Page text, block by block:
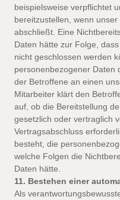
beispielsweise verpflichtet
bereitzustellen, wenn
abschließt. Eine
Daten hätte zur Folge,
nicht geschlossen werden
personenbezogener Daten
der Betroffene an einen
Mitarbeiter klärt den
auf, ob die Bereitstellung
gesetzlich oder vertraglich
Vertragsabschluss
besteht, die
welche Folgen die
Daten hätte.
11. Bestehen einer
Als